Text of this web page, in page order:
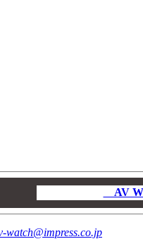
AV
watch@impress.co.jp